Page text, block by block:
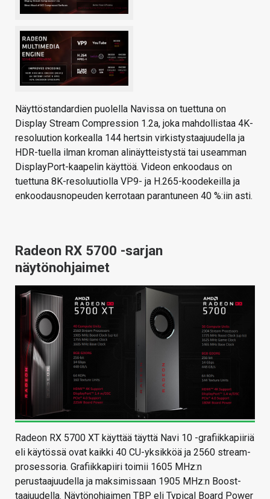
Näyttöstandardien puolella Navissa on tuettuna on
Display Stream Compression 1.2a, joka mahdollistaa 4K-
resoluution korkealla 144 hertsin virkistystaajuudella ja
HDR-tuella ilman kroman alinäytteistystä tai useamman
DisplayPort-kaapelin käyttöä. Videon enkoodaus on
tuettuna 8K-resoluutiolla VP9- ja H.265-koodekeilla ja
enkoodausnopeuden kerrotaan parantuneen 40 %:iin asti.
Radeon RX 5700 -sarjan
näytönohjaimet
Radeon RX 5700 XT käyttää täyttä Navi 10 -grafiikkapiiriä
eli käytössä ovat kaikki 40 CU-yksikköä ja 2560 stream-
prosessoria. Grafiikkapiiri toimii 1605 MHz:n
perustaajuudella ja maksimissaan 1905 MHz:n Boost-
taajuudella. Näytönohjaimen TBP eli Typical Board Power